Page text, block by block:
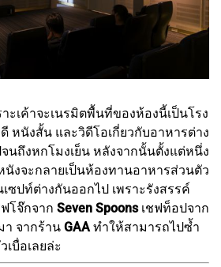
าะเค้าจะเนรมิตพื้นที่ของห้องนี้เป็นโรง
หนังสั้น และวิดีโอเกี่ยวกับอาหารต่าง
นถึงหกโมงเย็น หลังจากนั้นตั้งแต่หนึ่ง
งจะกลายเป็นห้องทานอาหารส่วนตัว
ซปท์ต่างกันออกไป เพราะรังสรรค์
โจ๊กจาก Seven Spoonsเชฟท็อปจาก
า จากร้าน GAAทำให้สามารถไปซ้ำ
บื่อเลยล่ะ